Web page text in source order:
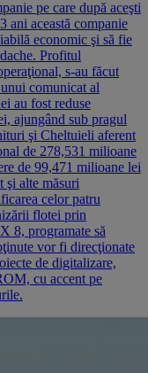
pe care după aceşti
ani această companie
economic şi să fie
Profitul
s-au făcut
comunicat al
au fost reduse
ajungând sub pragul
şi Cheltuieli aferent
de 278,531 milioane
de 99,471 milioane lei
şi alte măsuri
celor patru
flotei prin
8, programate să
vor fi direcţionate
de digitalizare,
cu accent pe